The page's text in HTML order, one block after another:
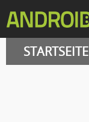
STARTSEITE